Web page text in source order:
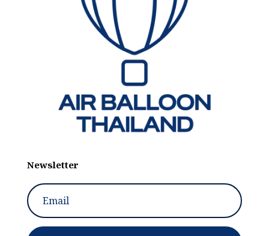
Newsletter